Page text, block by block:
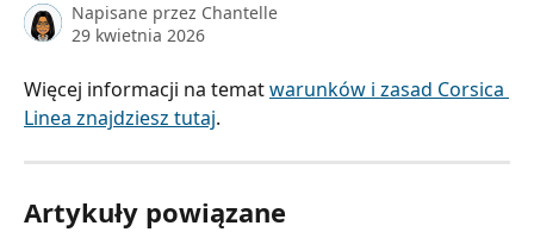
Napisane przez Chantelle
29 kwietnia 2026
Więcej informacji na temat warunków i zasad Corsica
Linea znajdziesz tutaj.
Artykuły powiązane